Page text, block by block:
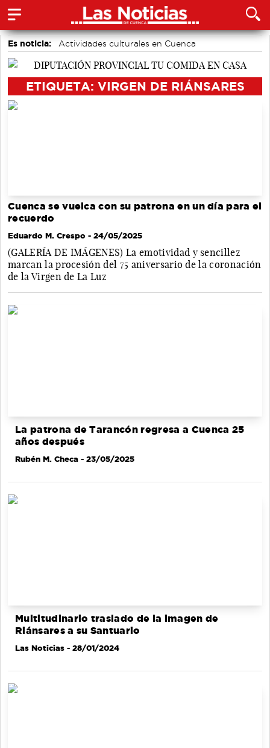
Es noticia:
Actividades culturales en Cuenca
Medio Ambiente
ETIQUETA: VIRGEN DE RIÁNSARES
Cuenca se vuelca con su patrona en un día para el
recuerdo
Eduardo M. Crespo - 24/05/2025
(GALERÍA DE IMÁGENES) La emotividad y sencillez
marcan la procesión del 75 aniversario de la coronación
de la Virgen de La Luz
La patrona de Tarancón regresa a Cuenca 25
años después
Rubén M. Checa - 23/05/2025
Multitudinario traslado de la imagen de
Riánsares a su Santuario
Las Noticias - 28/01/2024